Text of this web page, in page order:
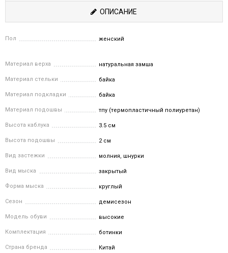
ОПИСАНИЕ
Пол женский
Материал верха натуральная замша
Материал стельки байка
Материал подкладки байка
Материал подошвы тпу (термопластичный полиуретан)
Высота каблука 3.5 см
Высота подошвы 2 см
Вид застежки молния, шнурки
Вид мыска закрытый
Форма мыска круглый
Сезон демисезон
Модель обуви высокие
Комплектация ботинки
Страна бренда Китай